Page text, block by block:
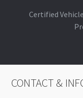
Certified
CONTACT &